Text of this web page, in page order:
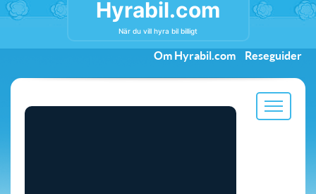
Hyrabil.com
När du vill hyra bil billigt
Om Hyrabil.com Reseguider